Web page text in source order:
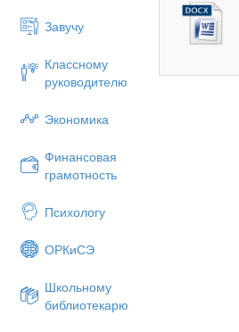
Завучу
Классному
руководителю
Экономика
Финансовая
грамотность
Психологу
ОРКиСЭ
Школьному
библиотекарю